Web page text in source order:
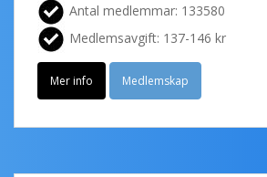
Antal medlemmar: 133580
Medlemsavgift: 137-146 kr
Mer info Medlemskap